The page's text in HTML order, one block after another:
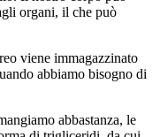
organi, il che può
viene immagazzinato
abbiamo bisogno di
abbastanza, le